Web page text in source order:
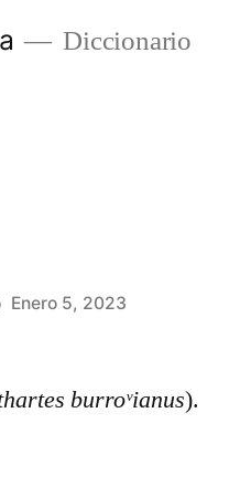
Diccionario
Enero 5, 2023
burroᵛianus).